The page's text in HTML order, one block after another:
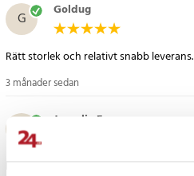
G Goldug
Rätt storlek och relativt snabb leverans.
3 månader sedan
JE Jennelie E